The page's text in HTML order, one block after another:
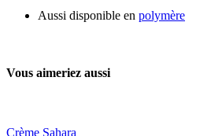
Aussi disponible en polymère
Vous aimeriez aussi
Crème Sahara